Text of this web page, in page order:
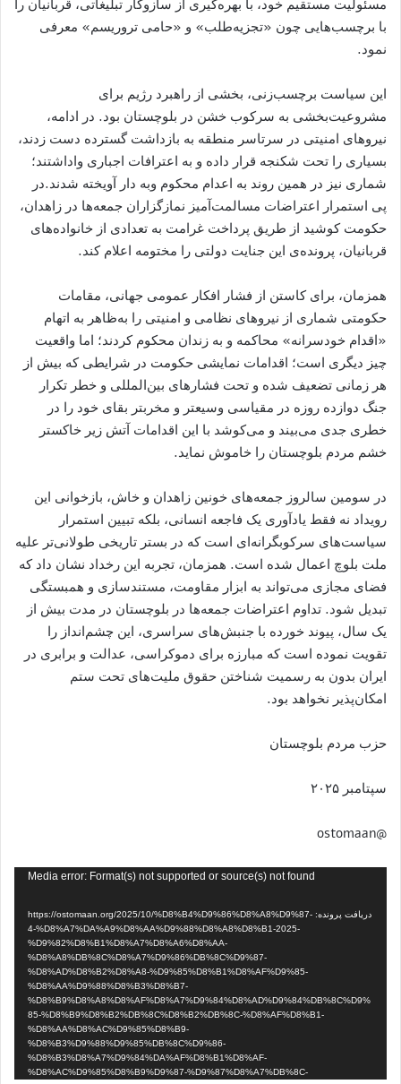
مسئولیت مستقیم خود، با بهره‌گیری از سازوکار تبلیغاتی، قربانیان را
با برچسب‌هایی چون «تجزیه‌طلب» و «حامی تروریسم» معرفی
نمود.
این سیاست برچسب‌زنی، بخشی از راهبرد رژیم برای
مشروعیت‌بخشی به سرکوب خشن در بلوچستان بود. در ادامه،
نیروهای امنیتی در سرتاسر منطقه به بازداشت گسترده دست زدند،
بسیاری را تحت شکنجه قرار داده و به اعترافات اجباری واداشتند؛
شماری نیز در همین روند به اعدام محکوم وبه دار آویخته شدند.در
پی استمرار اعتراضات مسالمت‌آمیز نمازگزاران جمعه‌ها در زاهدان،
حکومت کوشید از طریق پرداخت غرامت به تعدادی از خانواده‌های
قربانیان، پرونده‌ی این جنایت دولتی را مختومه اعلام کند.
همزمان، برای کاستن از فشار افکار عمومی جهانی، مقامات
حکومتی شماری از نیروهای نظامی و امنیتی را به‌ظاهر به اتهام
«اقدام خودسرانه» محاکمه و به زندان محکوم کردند؛ اما واقعیت
چیز دیگری است؛ اقدامات نمایشی حکومت در شرایطی که بیش از
هر زمانی تضعیف شده و تحت فشارهای بین‌المللی و خطر تکرار
جنگ دوازده روزه در مقیاسی وسیعتر و مخربتر بقای خود را در
خطری جدی می‌بیند و می‌کوشد با این اقدامات آتش زیر خاکستر
خشم مردم بلوچستان را خاموش نماید.
در سومین سالروز جمعه‌های خونین زاهدان و خاش، بازخوانی این
رویداد نه فقط یادآوری یک فاجعه انسانی، بلکه تبیین استمرار
سیاست‌های سرکوبگرانه‌ای است که در بستر تاریخی طولانی‌تر علیه
ملت بلوچ اعمال شده است. همزمان، تجربه این رخداد نشان داد که
فضای مجازی می‌تواند به ابزار مقاومت، مستندسازی و همبستگی
تبدیل شود. تداوم اعتراضات جمعه‌ها در بلوچستان در مدت بیش از
یک سال، پیوند خورده با جنبش‌های سراسری، این چشم‌انداز را
تقویت نموده است که مبارزه برای دموکراسی، عدالت و برابری در
ایران بدون به رسمیت شناختن حقوق ملیت‌های تحت ستم
امکان‌پذیر نخواهد بود.
حزب مردم بلوچستان
سپتامبر ۲۰۲۵
@ostomaan
Media error: Format(s) not supported or source(s) not found
دریافت پرونده: https://ostomaan.org/2025/10/%D8%B4%D9%86%D8%A8%D9%87-
4-%D8%A7%DA%A9%D8%AA%D9%88%D8%A8%D8%B1-2025-
%D9%82%D8%B1%D8%A7%D8%A6%D8%AA-
%D8%A8%DB%8C%D8%A7%D9%86%DB%8C%D9%87-
%D8%AD%D8%B2%D8%A8-%D9%85%D8%B1%D8%AF%D9%85-
%D8%AA%D9%88%D8%B3%D8%B7-
%D8%B9%D8%A8%D8%AF%D8%A7%D9%84%D8%AD%D9%84%DB%8C%D9%
85-%D8%B9%D8%B2%DB%8C%D8%B2%DB%8C-%D8%AF%D8%B1-
%D8%AA%D8%AC%D9%85%D8%B9-
%D8%B3%D9%88%D9%85%DB%8C%D9%86-
%D8%B3%D8%A7%D9%84%DA%AF%D8%B1%D8%AF-
%D8%AC%D9%85%D8%B9%D9%87-%D9%87%D8%A7%DB%8C-